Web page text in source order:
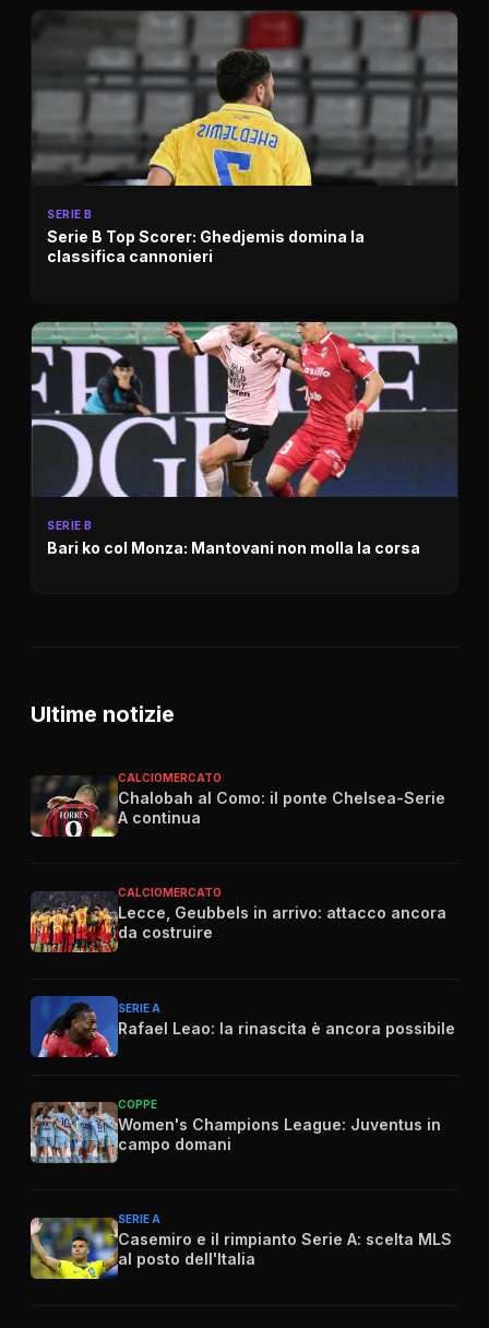
SERIE B
Serie B Top Scorer: Ghedjemis domina la
classifica cannonieri
SERIE B
Bari ko col Monza: Mantovani non molla la corsa
Ultime notizie
CALCIOMERCATO
Chalobah al Como: il ponte Chelsea-Serie
A continua
CALCIOMERCATO
Lecce, Geubbels in arrivo: attacco ancora
da costruire
SERIE A
Rafael Leao: la rinascita è ancora possibile
COPPE
Women's Champions League: Juventus in
campo domani
SERIE A
Casemiro e il rimpianto Serie A: scelta MLS
al posto dell'Italia